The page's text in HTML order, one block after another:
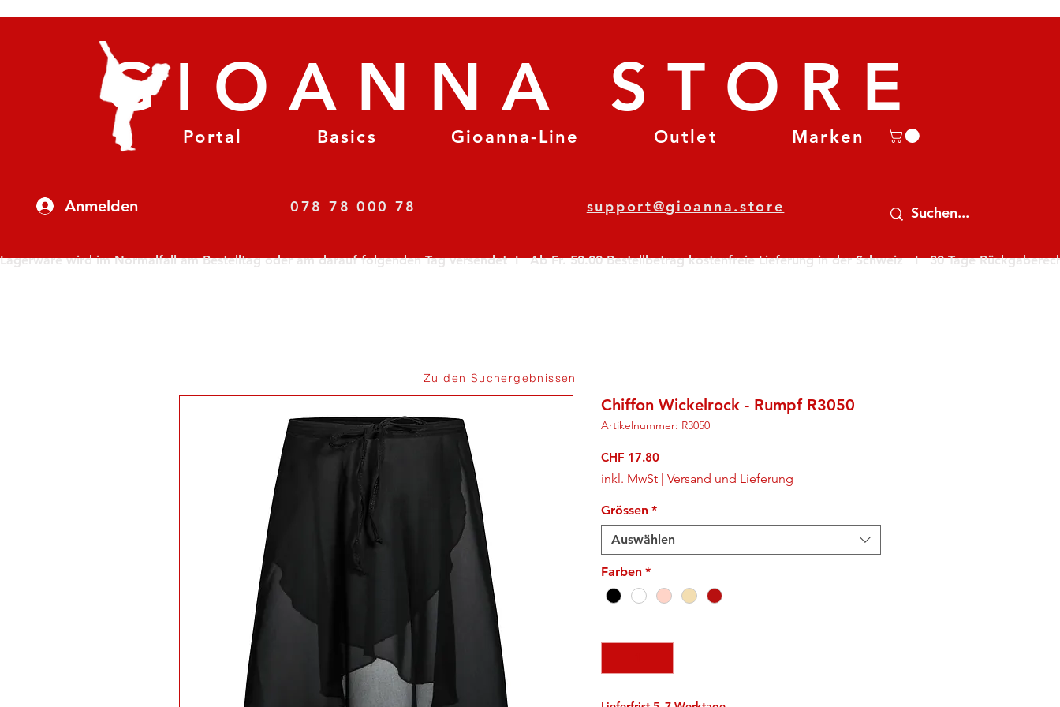
Anmelden
Portal Basics Gioanna-Line Outlet Marken
GIOANNA STORE
078 78 000 78 support@gioanna.store
Lagerware wird im Normalfall am Bestelltag oder am darauf folgenden Tag versendet  I   Ab Fr. 50.00 Bestellbetrag kostenfreie Lieferung in der Schweiz   I   30 Tage
Chiffon Wickelrock - Rumpf R3050
Artikelnummer: R3050
CHF 17.80Preis
inkl. MwSt | Versand und Lieferung
Grössen *
Auswählen
Farben *
Zu den Suchergebnissen